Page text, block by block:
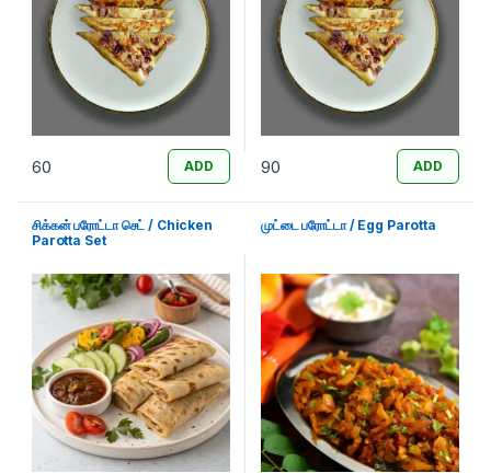
60 ADD 90 ADD
சிக்கன் பரோட்டா செட் / Chicken
Parotta Set
முட்டை பரோட்டா / Egg Parotta